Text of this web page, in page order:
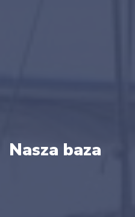
Nasza baza